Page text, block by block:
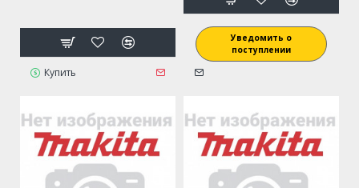
Купить
Уведомить о
поступлении